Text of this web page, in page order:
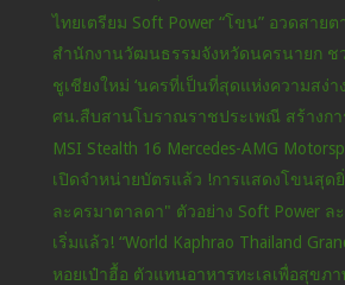
ไทยเตรียม Soft Power “โขน” อวดสาย
สำนักงานวัฒนธรรมจังหวัดนครนายก ช
ชูเชียงใหม่ ‘นครที่เป็นที่สุดแห่งความสง่
ศน.สืบสานโบราณราชประเพณี สร้างก
MSI Stealth 16 Mercedes-AMG
เปิดจำหน่ายบัตรแล้ว !การแสดงโขนสุด
ละครมาตาลดา" ตัวอย่าง Soft Power ล
เริ่มแล้ว! “World Kaphrao Thailand
หอยเป๋าฮื้อ ตัวแทนอาหารทะเลเพื่อสุขภา